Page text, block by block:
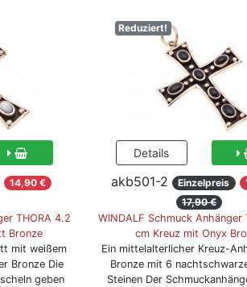
14,90 €
THORA 4.2
Bronze
mit weißem
Bronze Die
geben
Reduziert!
akb501-2 Einzelpreis
17,90 €
WINDALF Schmuck Anhänger
cm Kreuz mit Onyx
Ein mittelalterlicher Kreuz-
Bronze mit 6
Steinen Der